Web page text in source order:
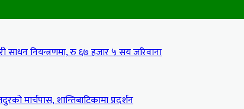
साधन नियन्त्रणमा, रु ६७ हजार ५ सय जरिवाना
मार्चपास, शान्तिबाटिकामा प्रदर्शन